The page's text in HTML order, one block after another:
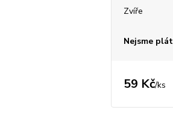
Zvíře
Nejsme
59 Kč/ks